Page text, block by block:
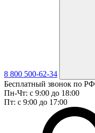
8 800 500-62-34
Бесплатный звонок по РФ
Пн-Чт: с 9:00 до 18:00
Пт: с 9:00 до 17:00